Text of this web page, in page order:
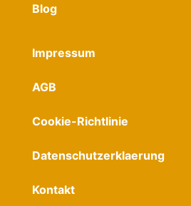
Blog
Impressum
AGB
Cookie-Richtlinie
Datenschutzerklaerung
Kontakt